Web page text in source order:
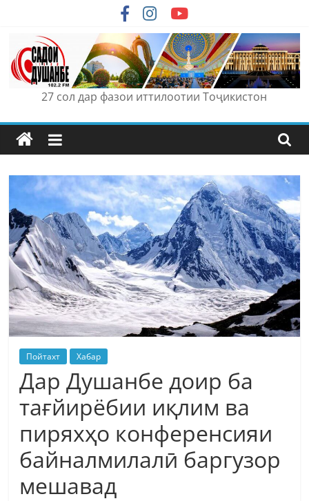
content
27 сол дар фазои иттилоотии Тоҷикистон
Пойтахт Хабар
Дар Душанбе доир ба
тағйирёбии иқлим ва
пиряхҳо конференсияи
байналмилалӣ баргузор
мешавад